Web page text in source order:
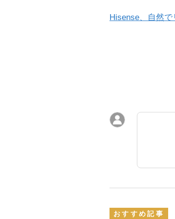
Hisense、自然
おすすめ記事